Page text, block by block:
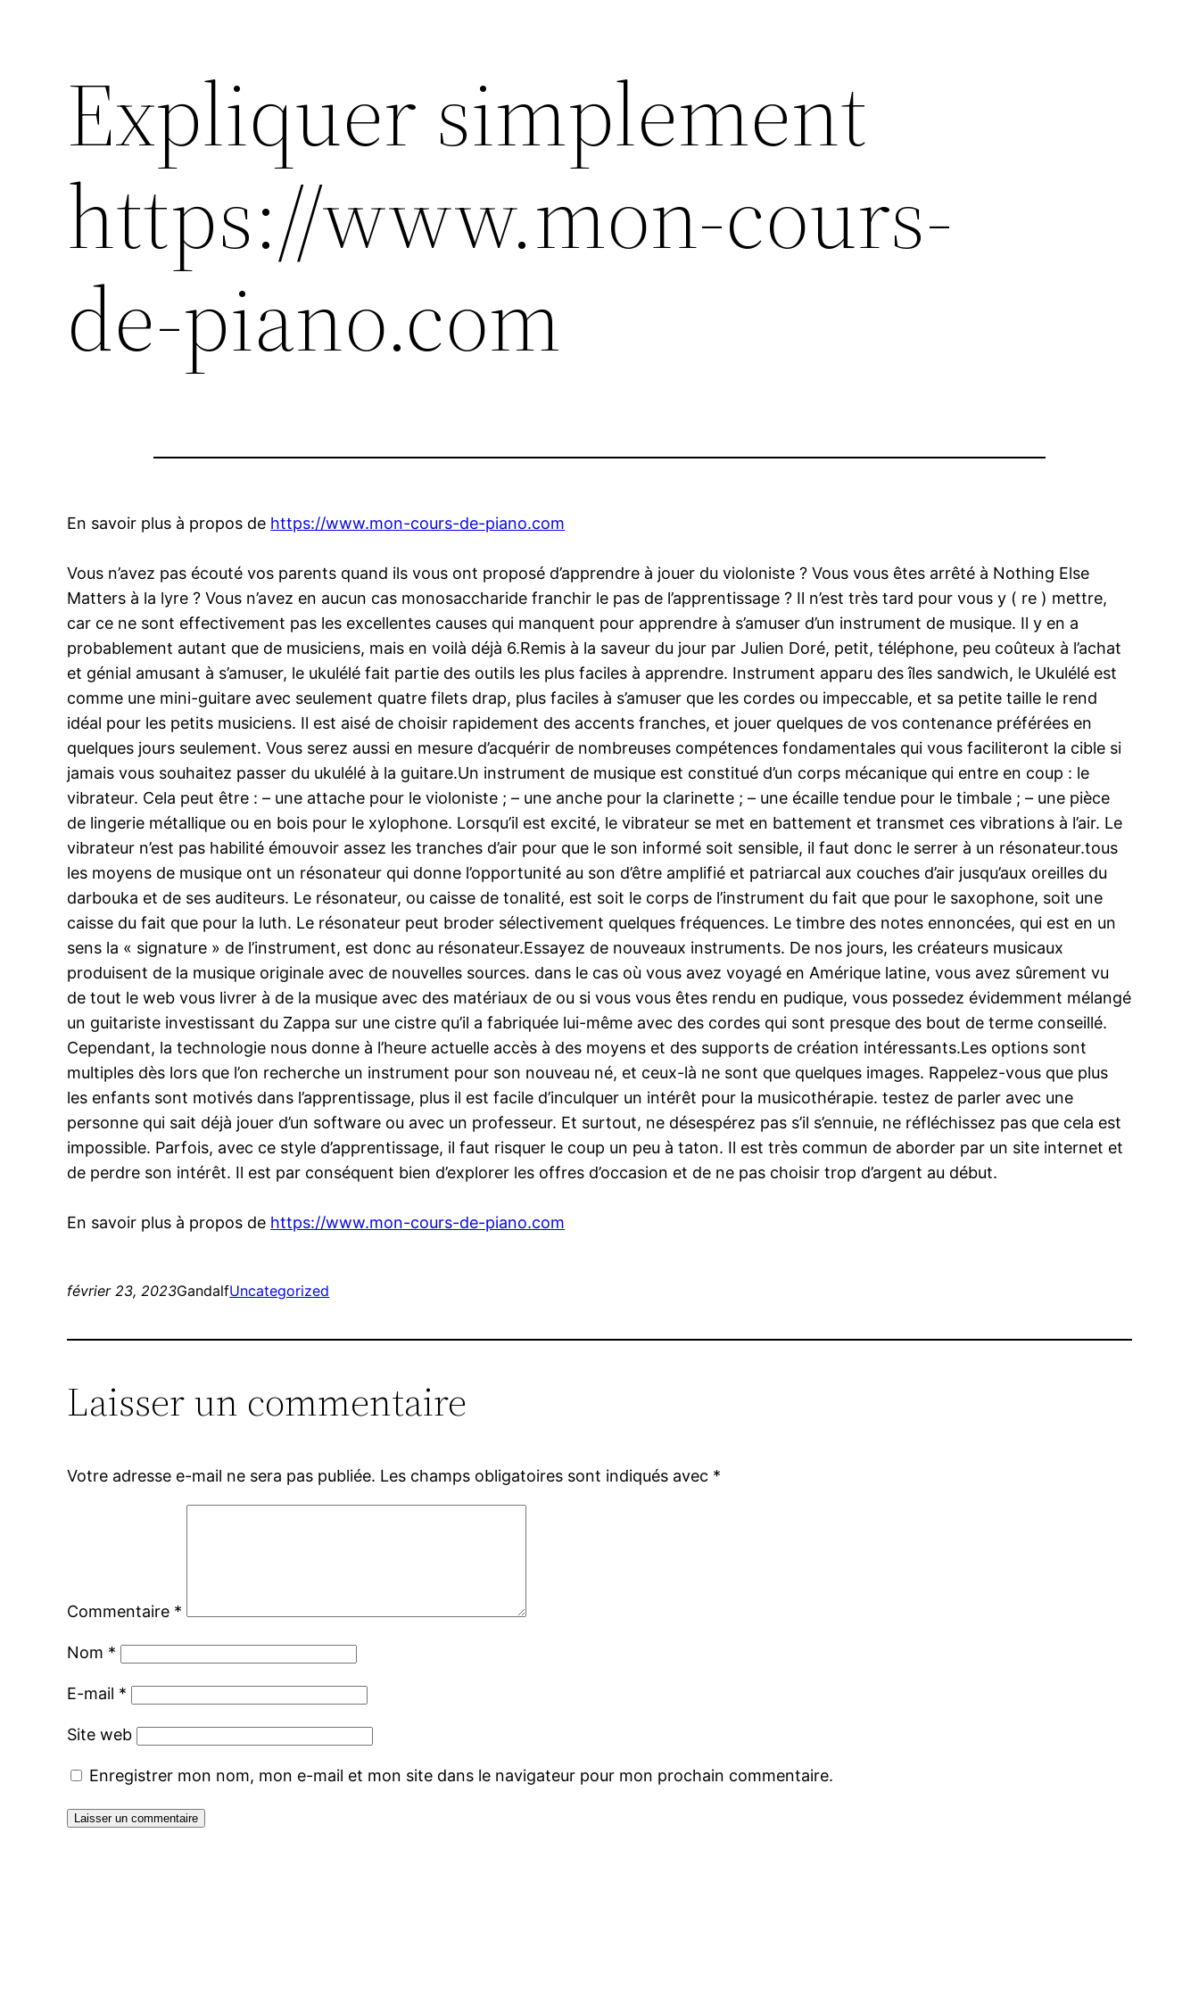
Expliquer simplement
https://www.mon-cours-
de-piano.com
En savoir plus à propos de https://www.mon-cours-de-piano.com
Vous n’avez pas écouté vos parents quand ils vous ont proposé d’apprendre à jouer du violoniste ? Vous vous êtes arrêté à Nothing Else
Matters à la lyre ? Vous n’avez en aucun cas monosaccharide franchir le pas de l’apprentissage ? Il n’est très tard pour vous y ( re ) mettre,
car ce ne sont effectivement pas les excellentes causes qui manquent pour apprendre à s’amuser d’un instrument de musique. Il y en a
probablement autant que de musiciens, mais en voilà déjà 6.Remis à la saveur du jour par Julien Doré, petit, téléphone, peu coûteux à l’achat
et génial amusant à s’amuser, le ukulélé fait partie des outils les plus faciles à apprendre. Instrument apparu des îles sandwich, le Ukulélé est
comme une mini-guitare avec seulement quatre filets drap, plus faciles à s’amuser que les cordes ou impeccable, et sa petite taille le rend
idéal pour les petits musiciens. Il est aisé de choisir rapidement des accents franches, et jouer quelques de vos contenance préférées en
quelques jours seulement. Vous serez aussi en mesure d’acquérir de nombreuses compétences fondamentales qui vous faciliteront la cible si
jamais vous souhaitez passer du ukulélé à la guitare.Un instrument de musique est constitué d’un corps mécanique qui entre en coup : le
vibrateur. Cela peut être : – une attache pour le violoniste ; – une anche pour la clarinette ; – une écaille tendue pour le timbale ; – une pièce
de lingerie métallique ou en bois pour le xylophone. Lorsqu’il est excité, le vibrateur se met en battement et transmet ces vibrations à l’air. Le
vibrateur n’est pas habilité émouvoir assez les tranches d’air pour que le son informé soit sensible, il faut donc le serrer à un résonateur.tous
les moyens de musique ont un résonateur qui donne l’opportunité au son d’être amplifié et patriarcal aux couches d’air jusqu’aux oreilles du
darbouka et de ses auditeurs. Le résonateur, ou caisse de tonalité, est soit le corps de l’instrument du fait que pour le saxophone, soit une
caisse du fait que pour la luth. Le résonateur peut broder sélectivement quelques fréquences. Le timbre des notes ennoncées, qui est en un
sens la « signature » de l’instrument, est donc au résonateur.Essayez de nouveaux instruments. De nos jours, les créateurs musicaux
produisent de la musique originale avec de nouvelles sources. dans le cas où vous avez voyagé en Amérique latine, vous avez sûrement vu
de tout le web vous livrer à de la musique avec des matériaux de ou si vous vous êtes rendu en pudique, vous possedez évidemment mélangé
un guitariste investissant du Zappa sur une cistre qu’il a fabriquée lui-même avec des cordes qui sont presque des bout de terme conseillé.
Cependant, la technologie nous donne à l’heure actuelle accès à des moyens et des supports de création intéressants.Les options sont
multiples dès lors que l’on recherche un instrument pour son nouveau né, et ceux-là ne sont que quelques images. Rappelez-vous que plus
les enfants sont motivés dans l’apprentissage, plus il est facile d’inculquer un intérêt pour la musicothérapie. testez de parler avec une
personne qui sait déjà jouer d’un software ou avec un professeur. Et surtout, ne désespérez pas s’il s’ennuie, ne réfléchissez pas que cela est
impossible. Parfois, avec ce style d’apprentissage, il faut risquer le coup un peu à taton. Il est très commun de aborder par un site internet et
de perdre son intérêt. Il est par conséquent bien d’explorer les offres d’occasion et de ne pas choisir trop d’argent au début.
En savoir plus à propos de https://www.mon-cours-de-piano.com
février 23, 2023GandalfUncategorized
Laisser un commentaire
Votre adresse e-mail ne sera pas publiée. Les champs obligatoires sont indiqués avec *
Commentaire *
Nom *
E-mail *
Site web
Enregistrer mon nom, mon e-mail et mon site dans le navigateur pour mon prochain commentaire.